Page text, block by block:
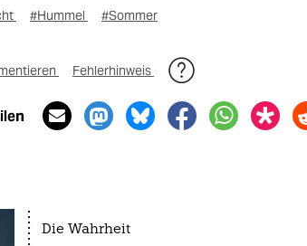
#Hummel #Sommer
Fehlerhinweis
Die Wahrheit